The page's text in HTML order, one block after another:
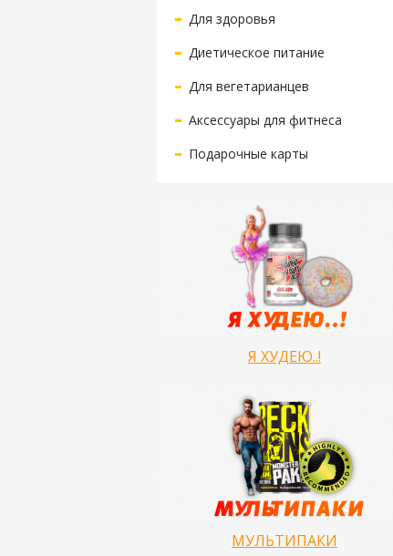
Для здоровья
Диетическое питание
Для вегетарианцев
Аксессуары для фитнеса
Подарочные карты
Я ХУДЕЮ..!
МУЛЬТИПАКИ